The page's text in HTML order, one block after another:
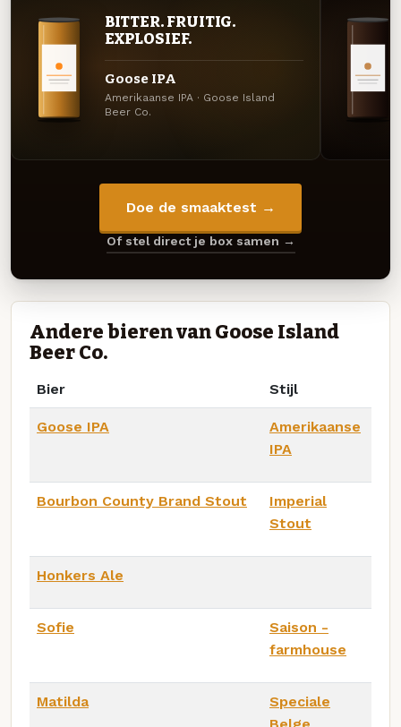
BITTER. FRUITIG.
EXPLOSIEF.
Goose IPA
Amerikaanse IPA · Goose Island
Beer Co.
Doe de smaaktest →
Of stel direct je box samen →
Andere bieren van Goose Island
Beer Co.
Bier Stijl
Goose IPA
Amerikaanse
IPA
Bourbon County Brand Stout
Imperial
Stout
Honkers Ale
Sofie
Saison -
farmhouse
Matilda
Speciale
Belge